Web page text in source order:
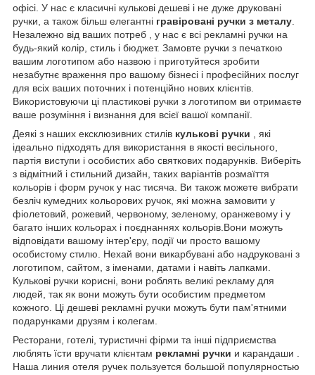
офісі. У нас є класичні кулькові дешеві і не дуже друковані
ручки, а також більш елегантні гравіровані ручки з металу
Незалежно від ваших потреб , у нас є всі рекламні ручки на
будь-який колір, стиль і бюджет. Замовте ручки з печаткою
вашим логотипом або назвою і приготуйтеся зробити
незабутнє враження про вашому бізнесі і професійних послуг
для всіх ваших поточних і потенційно нових клієнтів.
Використовуючи ці пластикові ручки з логотипом ви отримаєте
ваше розуміння і визнання для всієї вашої компанії.
Деякі з наших ексклюзивних стилів кулькові ручки , які
ідеально підходять для використання в якості весільного,
партія виступи і особистих або святкових подарунків. Виберіть
з відмітний і стильний дизайн, таких варіантів розмаїття
кольорів і форм ручок у нас тисяча. Ви також можете вибрати
безліч кумедних кольорових ручок, які можна замовити у
фіолетовий, рожевий, червоному, зеленому, оранжевому і у
багато інших кольорах і поєднаннях кольорів.Вони можуть
відповідати вашому інтер'єру, події чи просто вашому
особистому стилю. Нехай вони викарбувані або надруковані з
логотипом, сайтом, з іменами, датами і навіть лапками.
Кулькові ручки корисні, вони роблять великі рекламу для
людей, так як вони можуть бути особистим предметом
кожного. Ці дешеві рекламні ручки можуть бути пам'ятними
подарунками друзям і колегам.
Ресторани, готелі, туристичні фірми та інші підприємства
люблять їсти вручати клієнтам рекламні ручки и карандаши .
Наша линия отеля ручек пользуется большой популярностью